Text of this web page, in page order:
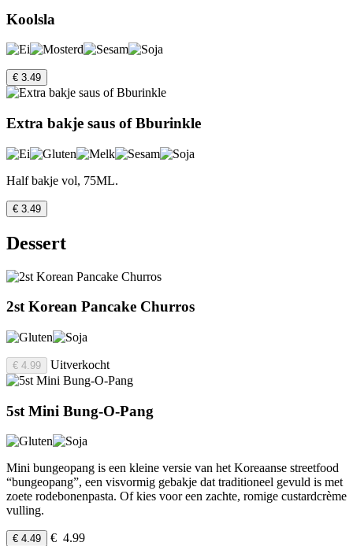
Koolsla
€ 3.49
Extra bakje saus of Bburinkle
Half bakje vol, 75ML.
€ 3.49
Dessert
2st Korean Pancake Churros
€ 4.99 Uitverkocht
5st Mini Bung-O-Pang
Mini bungeopang is een kleine versie van het Koreaanse streetfood
“bungeopang”, een visvormig gebakje dat traditioneel gevuld is met
zoete rodebonenpasta. Of kies voor een zachte, romige custardcrème
vulling.
€ 4.49 € 4.99